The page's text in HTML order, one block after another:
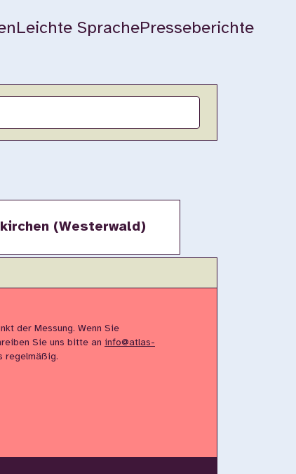
Leichte SprachePresseberichte
(Westerwald)
der Messung. Wenn Sie
Sie uns bitte an info@atlas-
regelmäßig.